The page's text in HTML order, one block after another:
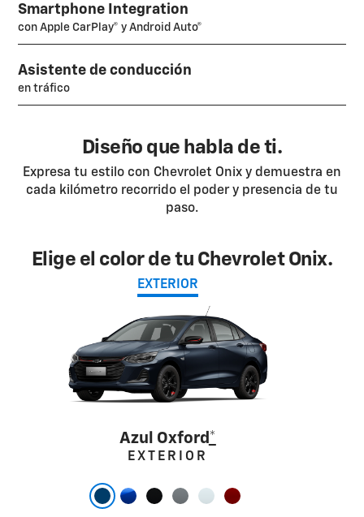
Smartphone Integration
con Apple CarPlay® y Android Auto®
Asistente de conducción
en tráfico
Diseño que habla de ti.
Expresa tu estilo con Chevrolet Onix y demuestra en
cada kilómetro recorrido el poder y presencia de tu
paso.
Elige el color de tu Chevrolet Onix.
EXTERIOR
EXTERIOR
Azul Oxford *